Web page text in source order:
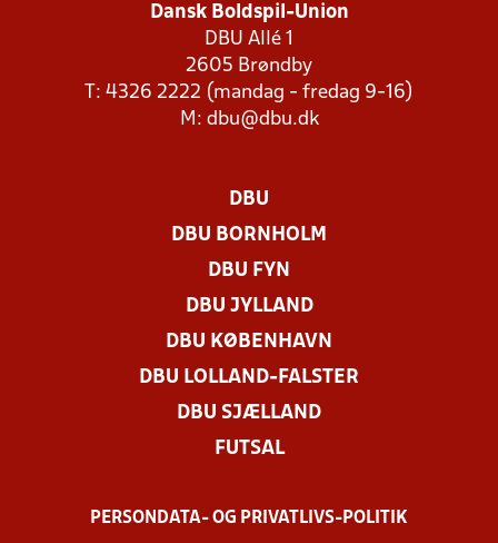
Dansk Boldspil-Union
DBU Allé 1
2605 Brøndby
T: 4326 2222 (mandag - fredag 9-16)
M: dbu@dbu.dk
DBU
DBU BORNHOLM
DBU FYN
DBU JYLLAND
DBU KØBENHAVN
DBU LOLLAND-FALSTER
DBU SJÆLLAND
FUTSAL
PERSONDATA- OG PRIVATLIVS-POLITIK